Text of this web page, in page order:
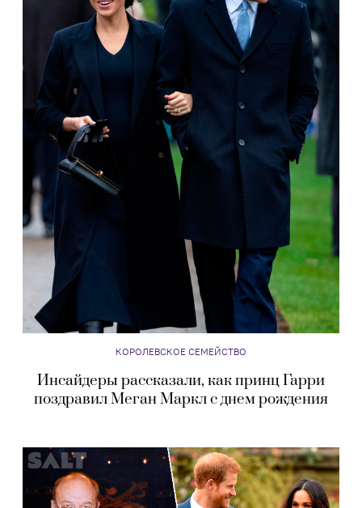
КОРОЛЕВСКОЕ СЕМЕЙСТВО
Инсайдеры рассказали, как принц Гарри
поздравил Меган Маркл с днем рождения